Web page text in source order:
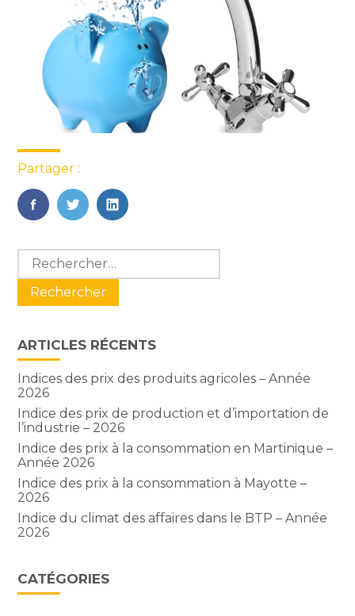
Partager :
FaceBook
TwitterLinkedIn
Blog
sidebar
Rechercher :
ARTICLES RÉCENTS
Indices des prix des produits agricoles – Année
2026
Indice des prix de production et d’importation de
l’industrie – 2026
Indice des prix à la consommation en Martinique –
Année 2026
Indice des prix à la consommation à Mayotte –
2026
Indice du climat des affaires dans le BTP – Année
2026
CATÉGORIES